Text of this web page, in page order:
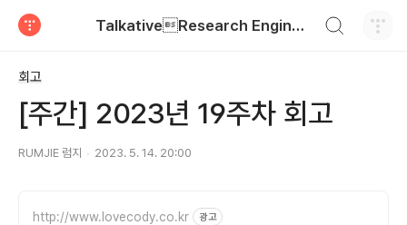
TalkativeResearch Engineer
회고
[주간] 2023년 19주차 회고
RUMJIE 럼지 2023. 5. 14. 20:00
http://www.lovecody.co.kr 광고